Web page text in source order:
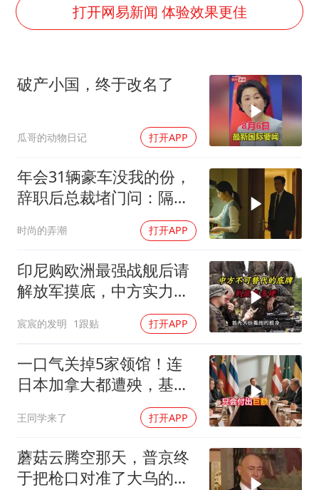
香港宏福苑火灾或由烟头引起
女主硬加吻戏短剧已下架
郑丽文：台湾从来没有“独立”过
网传《披荆斩棘2026》名单
打开网易新闻 体验效果更佳
破产小国，终于改名了
瓜哥的动物日记 打开APP
年会31辆豪车没我的份，
辞职后总裁堵门问：隔壁
时尚的弄潮 打开APP
印尼购欧洲最强战舰后请
解放军摸底，中方实力几
宸宸的发明 1跟贴 打开APP
一口气关掉5家领馆！连
日本加拿大都遭殃，基辛
格临终遗言真应验了
王同学来了 打开APP
蘑菇云腾空那天，普京终
于把枪口对准了大乌的军